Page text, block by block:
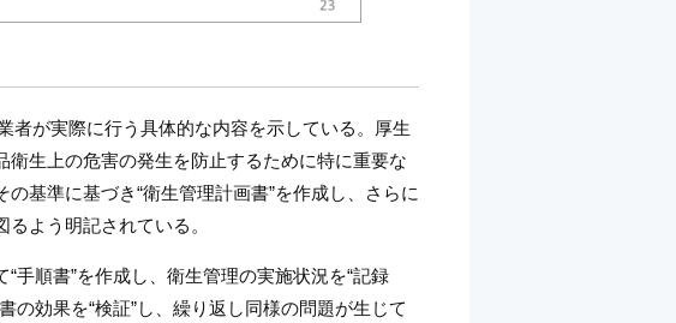
者が実際に行う具体的な内容を示している。厚生
生上の危害の発生を防止するために特に重要な
基準に基づき“衛生管理計画書”を作成し、さらに
よう明記されている。
手順書”を作成し、衛生管理の実施状況を“記録
の効果を“検証”し、繰り返し同様の問題が生じて